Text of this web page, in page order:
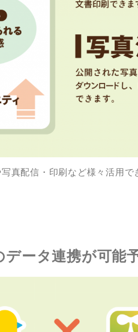
真配信・印刷など様々活用で
ータ連携が可能